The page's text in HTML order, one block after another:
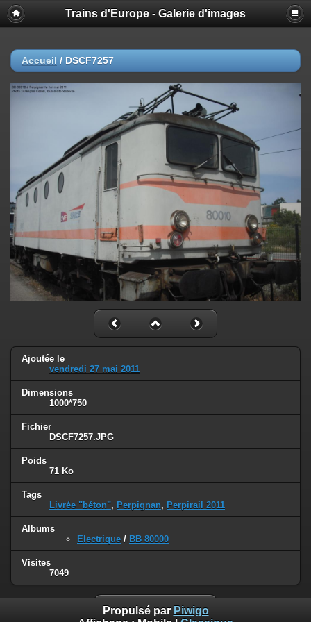
Trains d'Europe - Galerie d'images
Accueil / DSCF7257
Ajoutée le
vendredi 27 mai 2011
Dimensions
1000*750
Fichier
DSCF7257.JPG
Poids
71 Ko
Tags
Livrée "béton", Perpignan, Perpirail 2011
Albums
Electrique / BB 80000
Visites
7049
Propulsé par Piwigo